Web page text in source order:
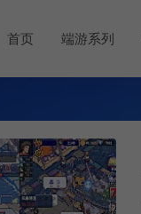
首页 端游系列